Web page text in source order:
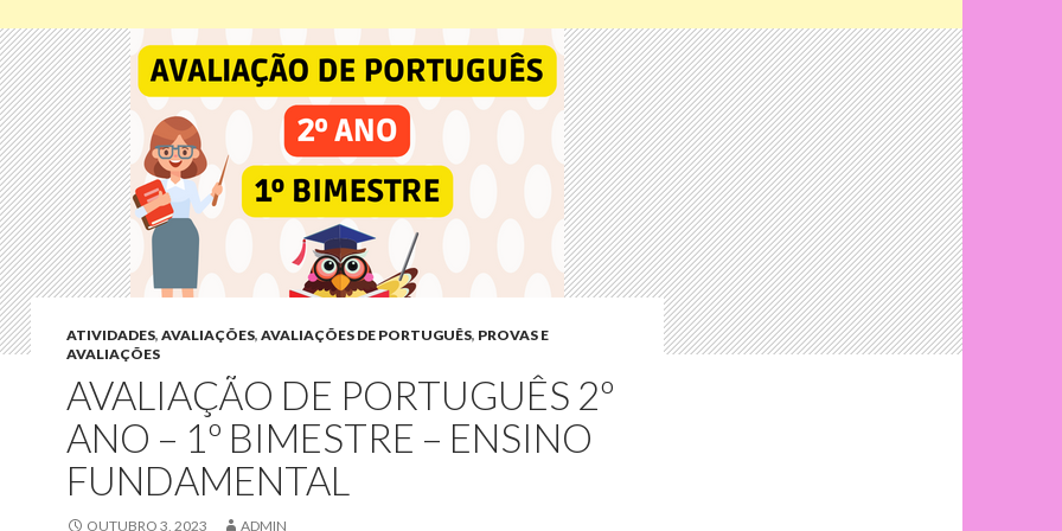
ATIVIDADES, AVALIAÇÕES, AVALIAÇÕES DE PORTUGUÊS, PROVAS E
AVALIAÇÕES
AVALIAÇÃO DE PORTUGUÊS 2º
ANO – 1º BIMESTRE – ENSINO
FUNDAMENTAL
OUTUBRO 3, 2023 ADMIN